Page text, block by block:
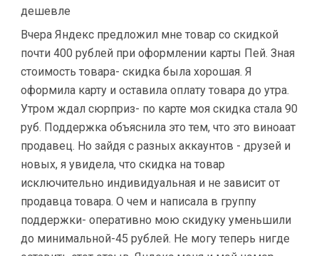
дешевле
Вчера Яндекс предложил мне товар со скидкой
почти 400 рублей при оформлении карты Пей. Зная
стоимость товара- скидка была хорошая. Я
оформила карту и оставила оплату товара до утра.
Утром ждал сюрприз- по карте моя скидка стала 90
руб. Поддержка объяснила это тем, что это виноаат
продавец. Но зайдя с разных аккаунтов - друзей и
новых, я увидела, что скидка на товар
исключительно индивидуальная и не зависит от
продавца товара. О чем и написала в группу
поддержки- оперативно мою скидуку уменьшили
до минимальной-45 рублей. Не могу теперь нигде